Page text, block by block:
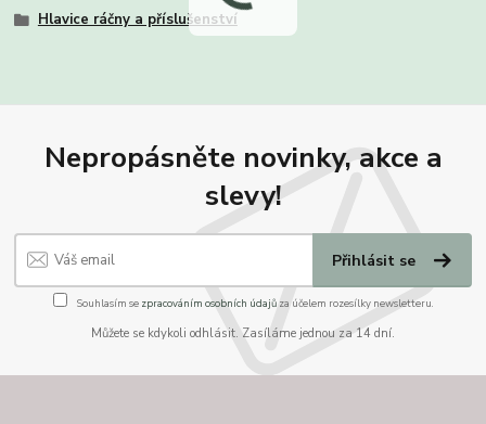
Hlavice ráčny a příslušenství
Nepropásněte novinky, akce a
slevy!
Přihlásit se
Souhlasím se zpracováním osobních údajůza účelem rozesílky newsletteru.
Můžete se kdykoli odhlásit. Zasíláme jednou za 14 dní.